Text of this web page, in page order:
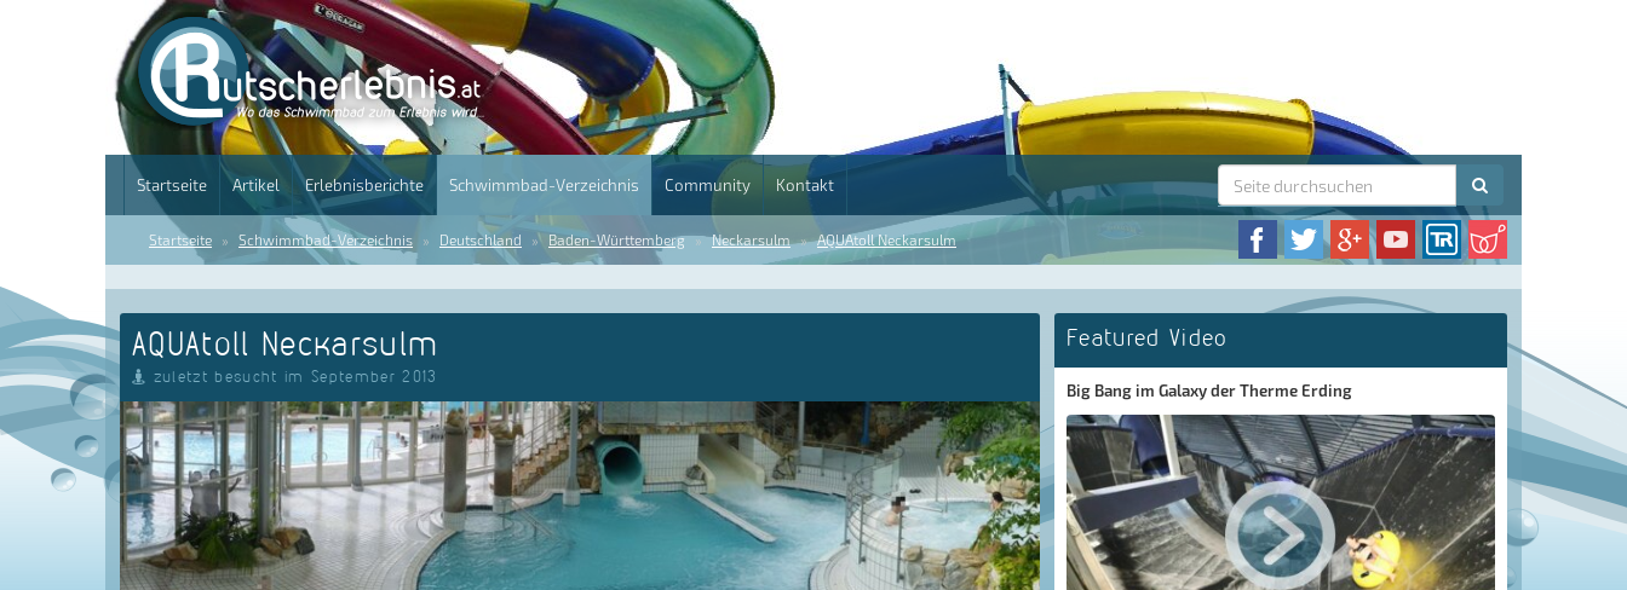
Startseite Artikel Erlebnisberichte Schwimmbad-Verzeichnis Community Kontakt
Startseite Schwimmbad-Verzeichnis Deutschland Baden-Württemberg Neckarsulm AQUAtoll Neckarsulm
AQUAtoll Neckarsulm
zuletzt besucht im September 2013
Featured Video
Big Bang im Galaxy der Therme Erding